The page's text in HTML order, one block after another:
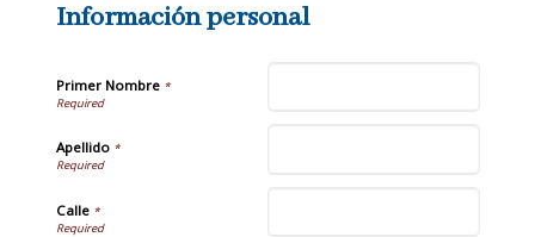
Información personal
Primer Nombre *
Apellido*
Calle*